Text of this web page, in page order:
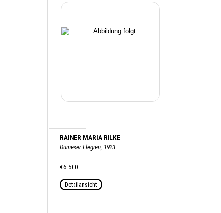
RAINER MARIA RILKE
Duineser Elegien, 1923
€6.500
Detailansicht